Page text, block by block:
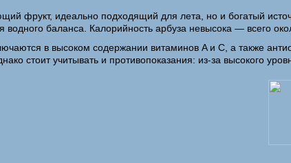
фрукт, идеально подходящий для лета, но и богатый
баланса. Калорийность арбуза невысока — всего
в высоком содержании витаминов A и C, а также
стоит учитывать и противопоказания: из-за высокого